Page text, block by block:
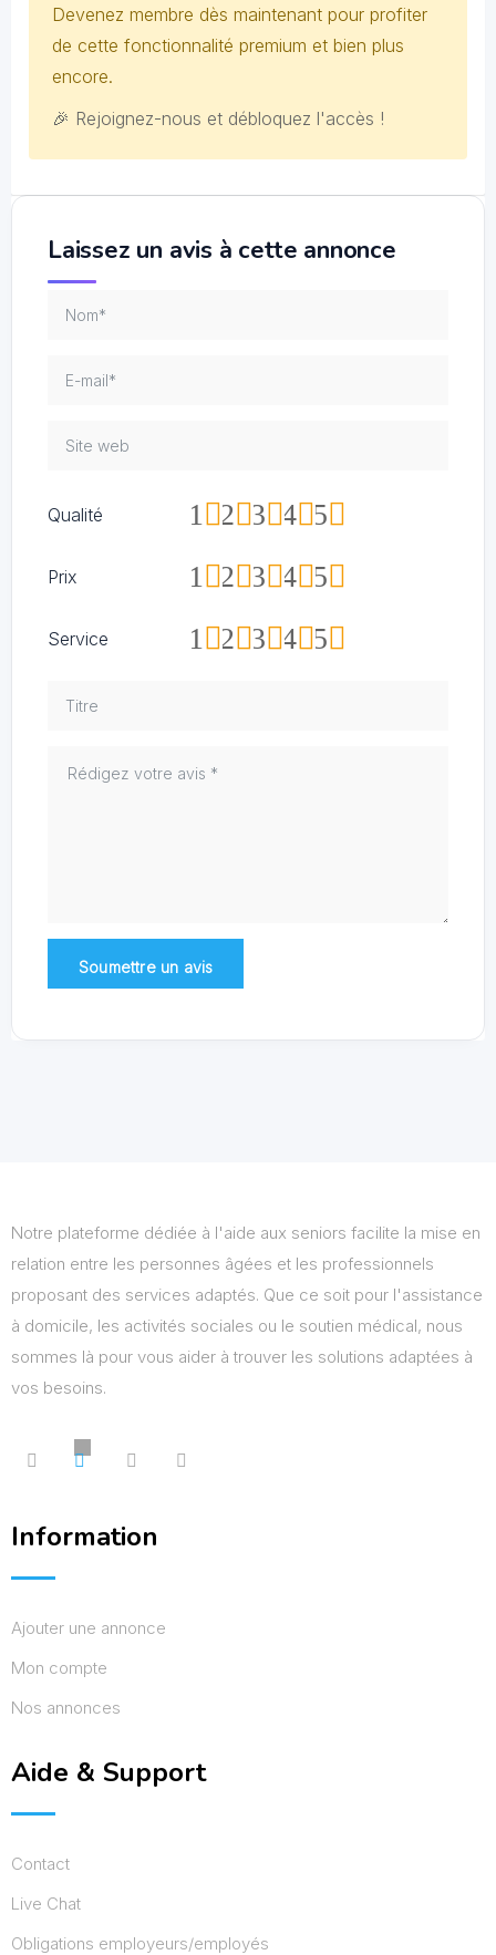
Devenez membre dès maintenant pour profiter
de cette fonctionnalité premium et bien plus
encore.
🎉 Rejoignez-nous et débloquez l'accès !
Laissez un avis à cette annonce
Qualité 5
4
3
2
1
Prix 5
4
3
2
1
Service 5
4
3
2
1
Notre plateforme dédiée à l'aide aux seniors facilite la mise en
relation entre les personnes âgées et les professionnels
proposant des services adaptés. Que ce soit pour l'assistance
à domicile, les activités sociales ou le soutien médical, nous
sommes là pour vous aider à trouver les solutions adaptées à
vos besoins.
Information
Ajouter une annonce
Mon compte
Nos annonces
Aide & Support
Contact
Live Chat
Obligations employeurs/employés